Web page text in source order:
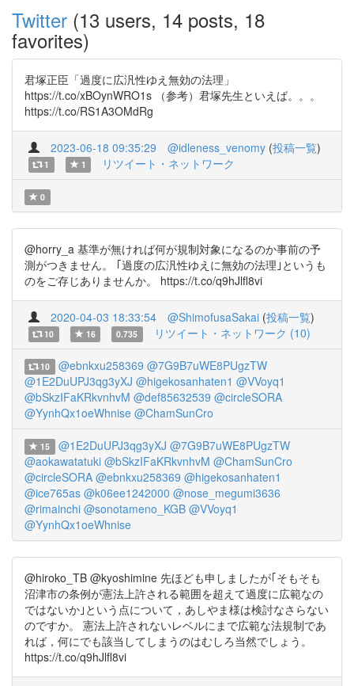
Twitter (13 users, 14 posts, 18
favorites)
君塚正臣「過度に広汎性ゆえ無効の法理」
https://t.co/xBOynWRO1s （参考）君塚先生といえば。。。
https://t.co/RS1A3OMdRg
2023-06-18 09:35:29 @idleness_venomy (投稿一覧)
1 1 リツイート・ネットワーク
0
@horry_a 基準が無ければ何が規制対象になるのか事前の予
測がつきません。 ｢過度の広汎性ゆえに無効の法理｣というも
のをご存じありませんか。 https://t.co/q9hJlfl8vi
2020-04-03 18:33:54 @ShimofusaSakai (投稿一覧)
10 16 0.735 リツイート・ネットワーク (10)
10 @ebnkxu258369 @7G9B7uWE8PUgzTW
@1E2DuUPJ3qg3yXJ @higekosanhaten1 @VVoyq1
@bSkzIFaKRkvnhvM @def85632539 @circleSORA
@YynhQx1oeWhnise @ChamSunCro
15 @1E2DuUPJ3qg3yXJ @7G9B7uWE8PUgzTW
@aokawatatuki @bSkzIFaKRkvnhvM @ChamSunCro
@circleSORA @ebnkxu258369 @higekosanhaten1
@ice765as @k06ee1242000 @nose_megumi3636
@rimainchi @sonotameno_KGB @VVoyq1
@YynhQx1oeWhnise
@hiroko_TB @kyoshimine 先ほども申しましたが｢そもそも
沼津市の条例が憲法上許される範囲を超えて過度に広範なの
ではないか｣という点について，あしやま様は検討なさらない
のですか。 憲法上許されないレベルにまで広範な法規制であ
れば，何にでも該当してしまうのはむしろ当然でしょう。
https://t.co/q9hJlfl8vi